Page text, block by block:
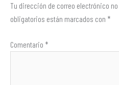
Tu dirección de correo electrónico
obligatorios están marcados con *
Comentario *